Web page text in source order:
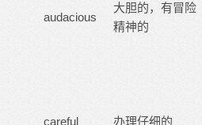
audacious
大胆的，有冒险
精神的
careful 办理仔细的